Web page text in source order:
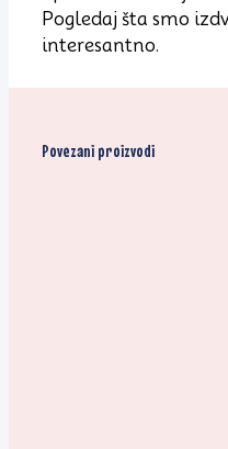
Pogledaj šta smo
interesantno.
Povezani proizvodi